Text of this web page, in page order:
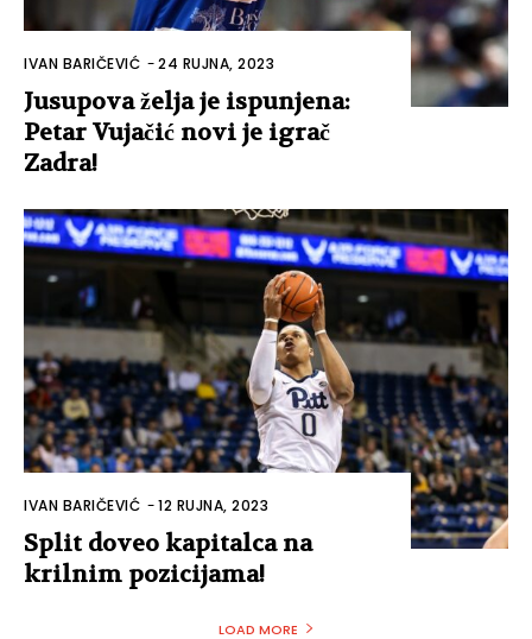
IVAN BARIČEVIĆ -24 RUJNA, 2023
Jusupova želja je ispunjena:
Petar Vujačić novi je igrač
Zadra!
IVAN BARIČEVIĆ -12 RUJNA, 2023
Split doveo kapitalca na
krilnim pozicijama!
LOAD MORE